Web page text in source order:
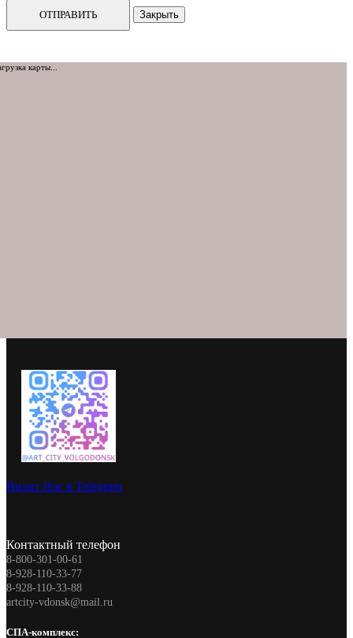
ОТПРАВИТЬ Закрыть
карты...
Визит Нас в Telegram
Контактный телефон
8-800-301-00-61
8-928-110-33-77
8-928-110-33-88
artcity-vdonsk@mail.ru
СПА-комплекс: